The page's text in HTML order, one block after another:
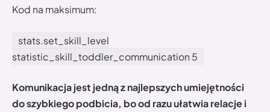
Kod na maksimum:
stats.set_skill_level
statistic_skill_toddler_communication 5
Komunikacja jest jedną z najlepszych umiejętności
do szybkiego podbicia, bo od razu ułatwia relacje i